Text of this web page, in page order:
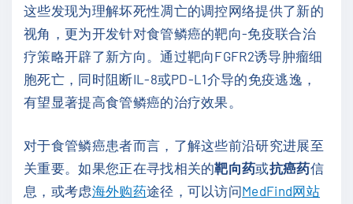
这些发现为理解坏死性凋亡的调控网络提供了新的
视角，更为开发针对食管鳞癌的靶向-免疫联合治
疗策略开辟了新方向。通过靶向FGFR2诱导肿瘤细
胞死亡，同时阻断IL-8或PD-L1介导的免疫逃逸，
有望显著提高食管鳞癌的治疗效果。
对于食管鳞癌患者而言，了解这些前沿研究进展至
关重要。如果您正在寻找相关的靶向药或抗癌药信
息，或考虑海外购药途径，可以访问MedFind网站